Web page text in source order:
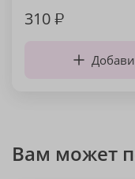
310₽
Вам может